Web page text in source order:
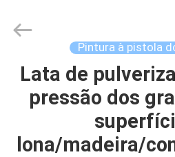
INÍCIO
PRODUTOS
INDUSTRY
Pintura à pistola
Lata de
pressão dos
lona/madeira/